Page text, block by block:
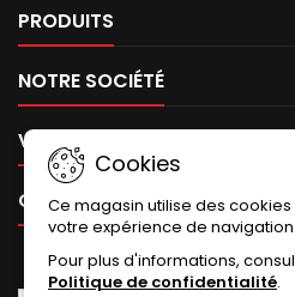
PRODUITS
NOTRE SOCIÉTÉ
VOTRE COMPTE
CONTACT
Cookies
Ce magasin utilise des
votre expérience de navigation.
Pour plus d'informations,
Politique de confidentialité.
LETTRE